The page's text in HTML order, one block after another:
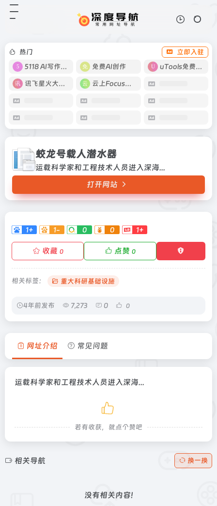
热门
立即入驻
5118 AI写作工具
免费AI创作 uTools免费工具箱
讯飞星火大模型 云上Focus接码
蛟龙号载人潜水器
运载科学家和工程技术人员进入深海...
打开网站
1+ 1- 0 0 1+
收藏 0 点赞 0
相关标签： 重大科研基础设施
4年前发布 7,273 0 0
蛟龙号载人潜水器
网址介绍 常见问题
运载科学家和工程技术人员进入深海...
若有收获，就点个赞吧
相关导航 换一换
没有相关内容!